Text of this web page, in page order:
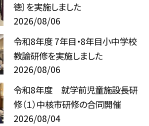
徳〕を実施しました
2026/08/06
令和8年度 7年目・8年目小中学校
教諭研修を実施しました
2026/08/06
令和8年度 就学前児童施設長研
修（１）中核市研修の合同開催
2026/08/04